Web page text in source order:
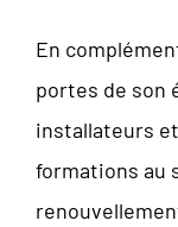
En
portes de son
installateurs
formations au